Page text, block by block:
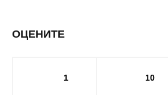
ОЦЕНИТЕ
1 10